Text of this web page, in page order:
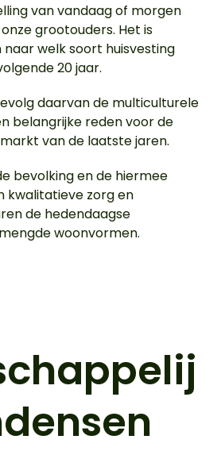
van vandaag of morgen
grootouders. Het is
welk soort huisvesting
20 jaar.
daarvan de multiculturele
belangrijke reden voor de
van de laatste jaren.
bevolking en de hiermee
kwalitatieve zorg en
de hedendaagse
woonvormen.